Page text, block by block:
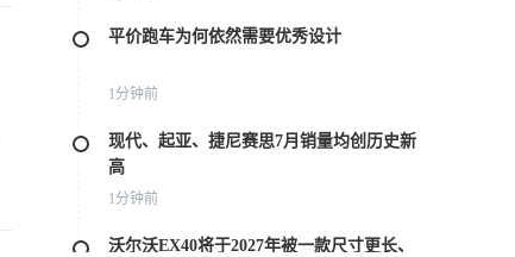
平价跑车为何依然需要优秀设计
1分钟前
现代、起亚、捷尼赛思7月销量均创历史新
高
1分钟前
沃尔沃EX40将于2027年被一款尺寸更长、